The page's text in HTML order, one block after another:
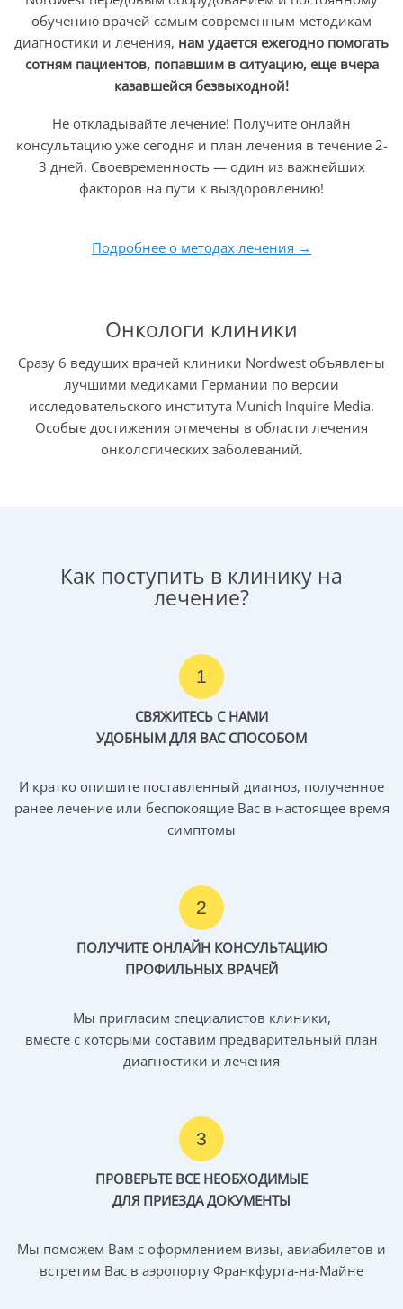
Источник: собственность компании
хирургическое
иссечение опухоли,
если она
условиям/
характеристикам:
диаметр <3
дифференцировка;
R0 — возможна полная резекция.
Такие опухоли удаляются трансанальным доступом, то
есть через прямую кишку. На данной стадии ни пред-/
постоперационная радиотерапия, ни медикаментозная
терапия не показаны.
Т1 (с высоким риском рецидива) — Т4
удаление мезоректума вместе с регионарной зоной
лимфооттока, технически в зависимости от
локализации первичной опухоли:
мезоректума (ТМЕ) с минимальным дистальным
расстоянием ≥ 2 см от макроскопического края
средняя треть прямой кишки— полное удаление
опухоли;
нижняя треть прямой кишечки— частичное
удаление мезоректума с минимальным
макроскопического края опухоли
удаление мезоректума (ТМЕ).
На данной стадии ни пред-/постоперационная
радиотерапия, ни медикаментозная терапия не
Стадии II и III
системно: в печени и/или в легких. Частота локальных
рецидивов после ТМЕ составляет 5–12% и системных —
первичной постановке диагноза, а также от других
биологических и индивидуальных факторов риска.
Именно поэтому существует ряд мероприятий, которые
снижают риск возникновения локальных и отдаленных
обучению врачей самым современным методикам
диагностики и лечения, нам удается ежегодно помогать
сотням пациентов, попавшим в ситуацию, еще вчера
казавшейся безвыходной!
Не откладывайте лечение! Получите онлайн
консультацию уже сегодня и план лечения в течение 2-
3 дней. Своевременность — один из важнейших
факторов на пути к выздоровлению!
Подробнее о методах лечения →
Онкологи клиники
Сразу 6 ведущих врачей клиники Nordwest объявлены
лучшими медиками Германии по версии
исследовательского института Munich Inquire Media.
Особые достижения отмечены в области лечения
онкологических заболеваний.
Как поступить в клинику на
лечение?
1
СВЯЖИТЕСЬ С НАМИ
УДОБНЫМ ДЛЯ ВАС СПОСОБОМ
И кратко опишите поставленный диагноз, полученное
ранее лечение или беспокоящие Вас в настоящее время
симптомы
2
ПОЛУЧИТЕ ОНЛАЙН КОНСУЛЬТАЦИЮ
ПРОФИЛЬНЫХ ВРАЧЕЙ
Мы пригласим специалистов клиники,
вместе с которыми составим предварительный план
диагностики и лечения
3
ПРОВЕРЬТЕ ВСЕ НЕОБХОДИМЫЕ
ДЛЯ ПРИЕЗДА ДОКУМЕНТЫ
Мы поможем Вам с оформлением визы, авиабилетов и
встретим Вас в аэропорту Франкфурта-на-Майне